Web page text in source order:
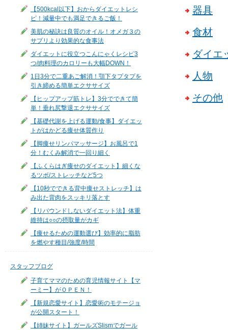
【500kcal以下】おからダイエットレシ
ピ！減量中でも満足できるご飯！
美肌の秘訣は良質のオイル！オメガ３の
サプリより効果的な食事法
ダイエットに役立つこんにゃくレシピ3
つ/肉料理のカロリーも大幅DOWN！
1日3分で二重あご解消！顎下タプタプを
引き締める簡単エクササイズ
【ヒップアップ筋トレ】3分でできて簡
単！垂れ尻撃退エクササイズ
【基礎代謝を上げる運動/食事】ダイエッ
トがはかどる痩せ体質作り
【脚痩せリンパマッサージ】お風呂で1
分！むくみ解消で一回り細く
【ふくらはぎ痩せのダイエット】細くな
るツボ/ストレッチなど5つ
【10秒でできる背中痩せストレッチ】は
み出た背肉をスッキリ落とす
【リバウンドしないダイエット法】体重
維持は○○の摂取量がカギ
【痩せるための運動選び】効率的に脂肪
を燃やす種目/強度/時間
スタッフブログ
子育てママのための育児情報サイト【マ
ーミー】がＯＰＥＮ！
【新規恋愛サイト】恋愛術のモテージョ
が公開スタート！
【姉妹サイト】ガールズSlismでガール
器具
食材
ダイエ
人物
その他